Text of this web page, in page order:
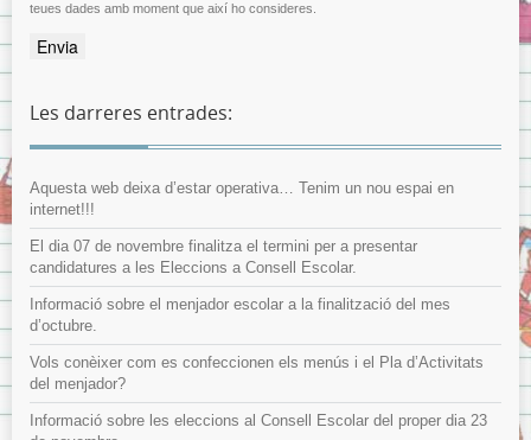
teues dades amb moment que així ho consideres.
Les darreres entrades:
Aquesta web deixa d’estar operativa… Tenim un nou espai en
internet!!!
El dia 07 de novembre finalitza el termini per a presentar
candidatures a les Eleccions a Consell Escolar.
Informació sobre el menjador escolar a la finalització del mes
d’octubre.
Vols conèixer com es confeccionen els menús i el Pla d’Activitats
del menjador?
Informació sobre les eleccions al Consell Escolar del proper dia 23